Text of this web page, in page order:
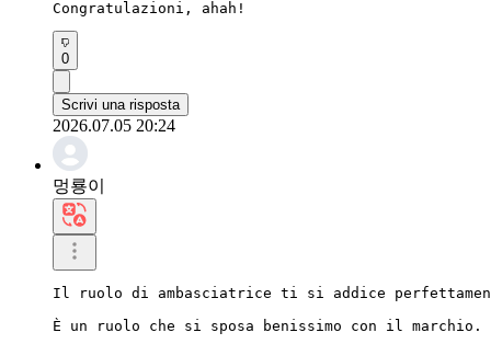
Congratulazioni, ahah!
0
Scrivi una risposta
2026.07.05 20:24
멍룡이
Il ruolo di ambasciatrice ti si addice
È un ruolo che si sposa benissimo con il marchio.